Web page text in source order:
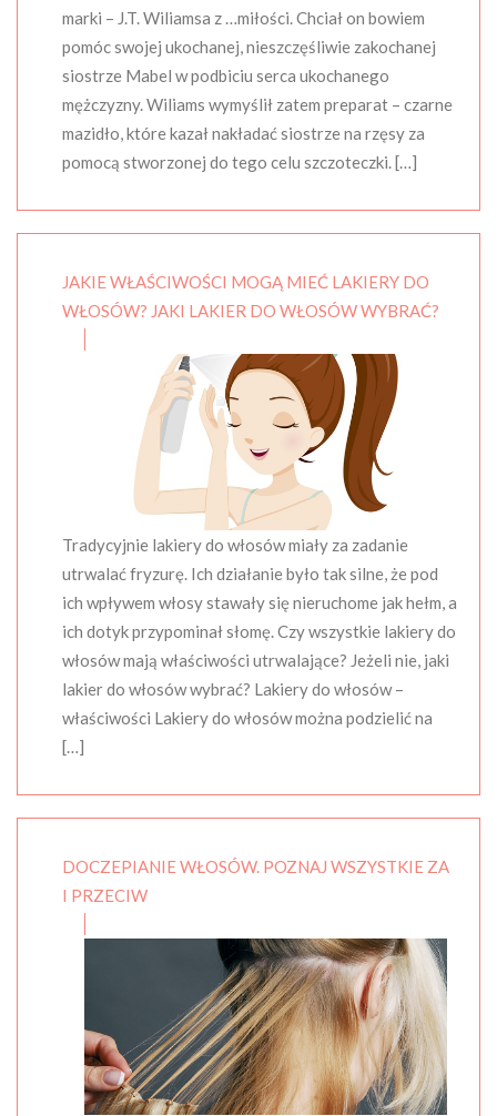
marki – J.T. Wiliamsa z …miłości. Chciał on bowiem
pomóc swojej ukochanej, nieszczęśliwie zakochanej
siostrze Mabel w podbiciu serca ukochanego
mężczyzny. Wiliams wymyślił zatem preparat – czarne
mazidło, które kazał nakładać siostrze na rzęsy za
pomocą stworzonej do tego celu szczoteczki. […]
JAKIE WŁAŚCIWOŚCI MOGĄ MIEĆ LAKIERY DO
WŁOSÓW? JAKI LAKIER DO WŁOSÓW WYBRAĆ?
Tradycyjnie lakiery do włosów miały za zadanie
utrwalać fryzurę. Ich działanie było tak silne, że pod
ich wpływem włosy stawały się nieruchome jak hełm, a
ich dotyk przypominał słomę. Czy wszystkie lakiery do
włosów mają właściwości utrwalające? Jeżeli nie, jaki
lakier do włosów wybrać? Lakiery do włosów –
właściwości Lakiery do włosów można podzielić na
[…]
DOCZEPIANIE WŁOSÓW. POZNAJ WSZYSTKIE ZA
I PRZECIW